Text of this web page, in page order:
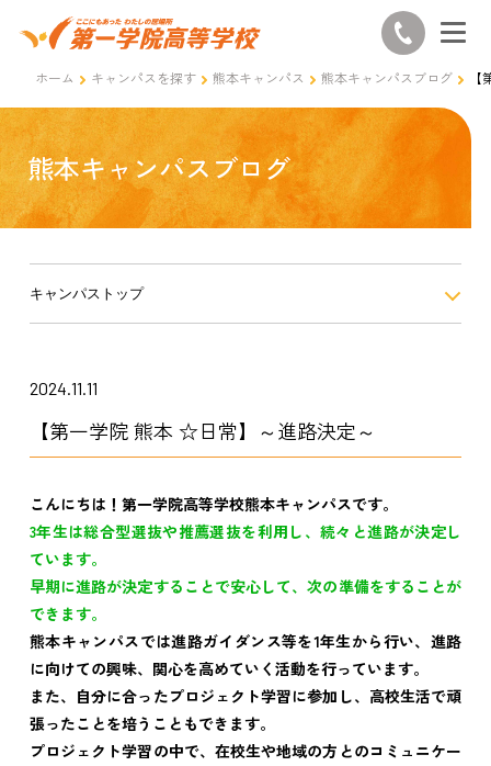
ホーム キャンパスを探す 熊本キャンパス 熊本キャンパスブログ
熊本キャンパスブログ
キャンパストップ
2024.11.11
【第一学院 熊本 ☆日常】～進路決定～
こんにちは！第一学院高等学校熊本キャンパスです。
3年生は総合型選抜や推薦選抜を利用し、続々と進路が決定し
ています。
早期に進路が決定することで安心して、次の準備をすることが
できます。
熊本キャンパスでは進路ガイダンス等を1年生から行い、進路
に向けての興味、関心を高めていく活動を行っています。
また、自分に合ったプロジェクト学習に参加し、高校生活で頑
張ったことを培うこともできます。
プロジェクト学習の中で、在校生や地域の方とのコミュニケー